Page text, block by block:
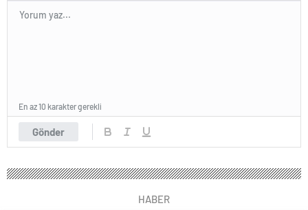
Gönder
En az 10 karakter gerekli
HABER